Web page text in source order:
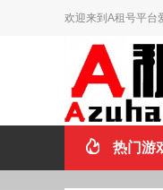
欢迎来到A租号平台
热门游